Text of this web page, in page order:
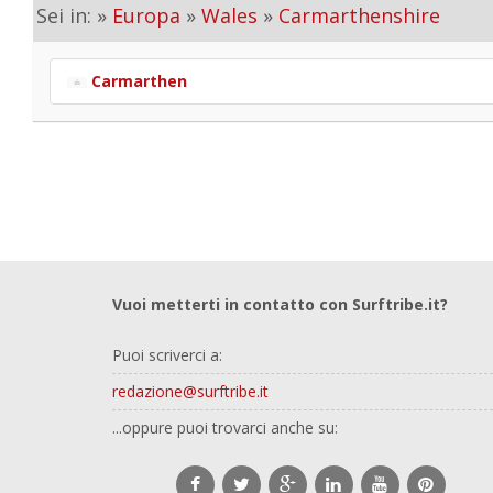
Sei in: » Europa » Wales » Carmarthenshire
Carmarthen
Vuoi metterti in contatto con Surftribe.it?
Puoi scriverci a:
redazione@surftribe.it
...oppure puoi trovarci anche su: